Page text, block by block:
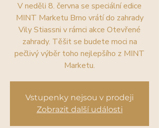
V neděli 8. června se speciální edice
MINT Marketu Brno vrátí do zahrady
Vily Stiassni v rámci akce Otevřené
zahrady. Těšit se budete moci na
pečlivý výběr toho nejlepšího z MINT
Marketu.
Vstupenky nejsou v prodeji
Zobrazit další události